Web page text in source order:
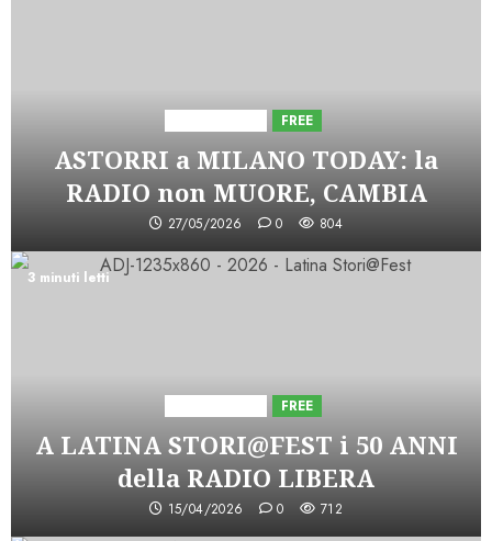
FREE
ASTORRI a MILANO TODAY: la
RADIO non MUORE, CAMBIA
27/05/2026 0 804
3 minuti letti
FREE
A LATINA STORI@FEST i 50 ANNI
della RADIO LIBERA
15/04/2026 0 712